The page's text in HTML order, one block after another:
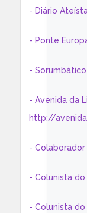
- Diário
- Ponte
-
- Avenida da
http://
- Colaborador
- Colunista
- Colunista